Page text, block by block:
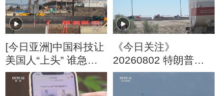
[今日亚洲]中国科技让
美国人“上头” 谁急
了？
《今日关注》
20260802 特朗普叫
停“最大规模”打击 伊